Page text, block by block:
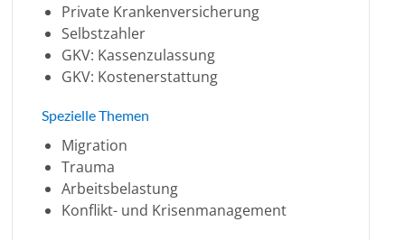
Private Krankenversicherung
Selbstzahler
GKV: Kassenzulassung
GKV: Kostenerstattung
Spezielle Themen
Migration
Trauma
Arbeitsbelastung
Konflikt- und Krisenmanagement